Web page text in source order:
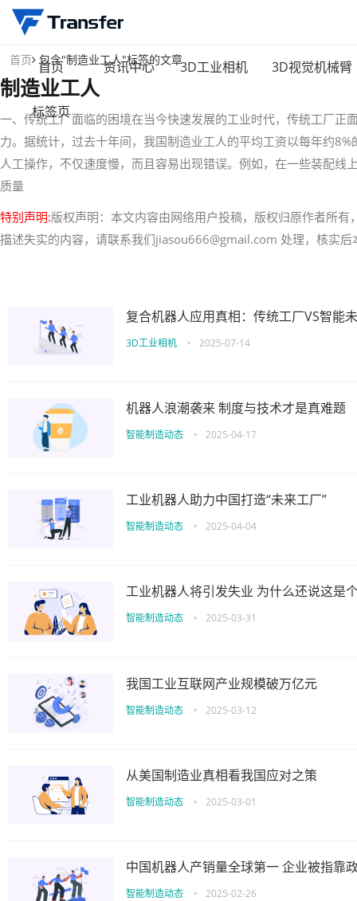
首页 资讯中心 3D工业相机 3D视觉机械臂
标签页
首页 包含"制造业工人"标签的文章
制造业工人
一、传统工厂面临的困境在当今快速发展的工业时代，传统工厂
力。据统计，过去十年间，我国制造业工人的平均工资以每年约
人工操作，不仅速度慢，而且容易出现错误。例如，在一些装配
质量
特别声明:版权声明：本文内容由网络用户投稿，版权归原作者所
描述失实的内容，请联系我们jiasou666@gmail.com 处理，核实
复合机器人应用真相：传统工厂VS智能
3D工业相机 • 2025-07-14
机器人浪潮袭来 制度与技术才是真难题
智能制造动态 • 2025-04-17
工业机器人助力中国打造“未来工厂”
智能制造动态 • 2025-04-04
工业机器人将引发失业 为什么还说这是
智能制造动态 • 2025-03-31
我国工业互联网产业规模破万亿元
智能制造动态 • 2025-03-12
从美国制造业真相看我国应对之策
智能制造动态 • 2025-03-01
中国机器人产销量全球第一 企业被指靠
智能制造动态 • 2025-02-26